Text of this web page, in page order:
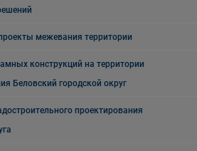
межевания территории
конструкций на территории
Беловский городской округ
проектирования